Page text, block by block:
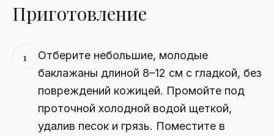
Приготовление
1
Отберите небольшие, молодые
баклажаны длиной 8–12 см с гладкой, без
повреждений кожицей. Промойте под
проточной холодной водой щеткой,
удалив песок и грязь. Поместите в